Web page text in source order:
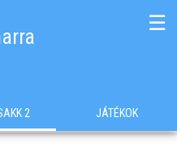
☰
2 JÁTÉKOK